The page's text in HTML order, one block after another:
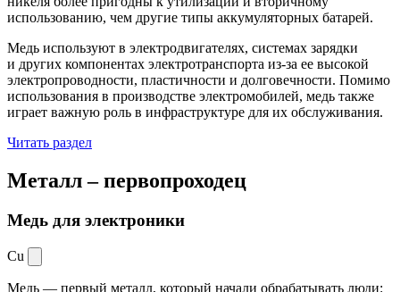
использованию, чем другие типы аккумуляторных батарей.
Медь используют в электродвигателях, системах зарядки
и других компонентах электротранспорта из-за ее высокой
электропроводности, пластичности и долговечности. Помимо
использования в производстве электромобилей, медь также
играет важную роль в инфраструктуре для их обслуживания.
Читать раздел
Металл –первопроходец
Медь для электроники
Cu
Медь — первый металл, который начали обрабатывать люди: